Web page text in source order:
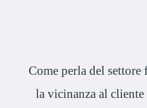
Come perla del
la vicinanza al cliente